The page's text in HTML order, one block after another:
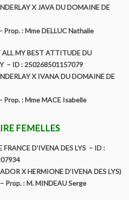
X JAVA DU DOMAINE DE
Prop. : Mme DELLUC Nathalie
MY BEST ATTITUDE DU
– ID : 250268501157079
X IVANA DU DOMAINE DE
Prop. : Mme MACE Isabelle
FEMELLES
D’IVENA DES LYS – ID :
X HERMIONE D’IVENA DES LYS)
Prop. : M. MINDEAU Serge